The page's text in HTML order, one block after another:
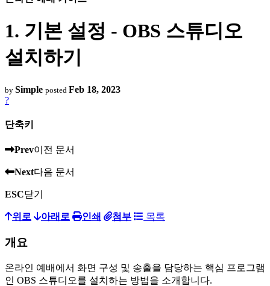
1. 기본 설정 - OBS 스튜디오
설치하기
by Simple posted Feb 18, 2023
?
단축키
Prev이전 문서
Next다음 문서
ESC닫기
위로 아래로 인쇄 첨부 목록
개요
온라인 예배에서 화면 구성 및 송출을 담당하는 핵심 프로그램
인 OBS 스튜디오를 설치하는 방법을 소개합니다.